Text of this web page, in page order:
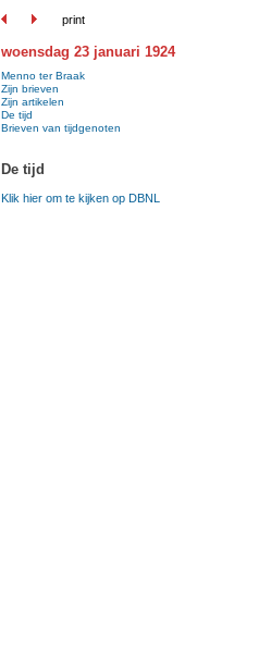
print
woensdag 23 januari 1924
Menno ter Braak
Zijn brieven
Zijn artikelen
De tijd
Brieven van tijdgenoten
De tijd
Klik hier om te kijken op DBNL